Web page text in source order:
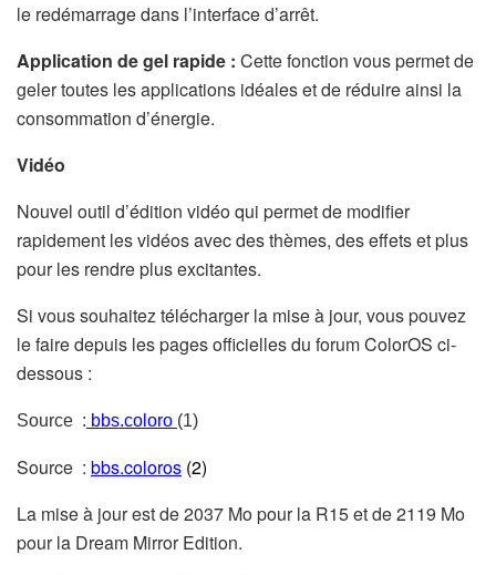
le redémarrage dans l’interface d’arrêt.
Application de gel rapide : Cette fonction vous permet de
geler toutes les applications idéales et de réduire ainsi la
consommation d’énergie.
Vidéo
Nouvel outil d’édition vidéo qui permet de modifier
rapidement les vidéos avec des thèmes, des effets et plus
pour les rendre plus excitantes.
Si vous souhaitez télécharger la mise à jour, vous pouvez
le faire depuis les pages officielles du forum ColorOS ci-
dessous :
Source : bbs.coloro (1)
Source : bbs.coloros (2)
La mise à jour est de 2037 Mo pour la R15 et de 2119 Mo
pour la Dream Mirror Edition.